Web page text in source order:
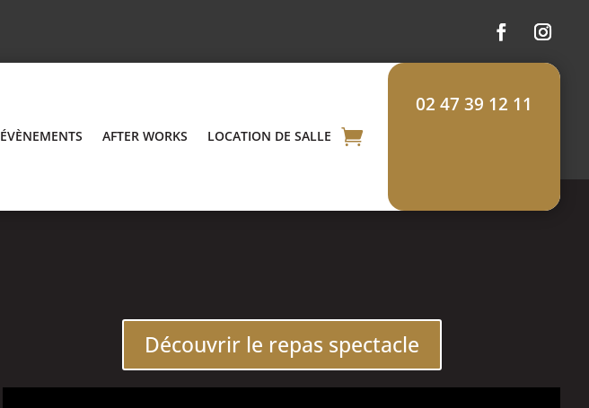
ÉVÈNEMENTS AFTER WORKS LOCATION DE SALLE
02 47 39 12 11
Découvrir le repas spectacle